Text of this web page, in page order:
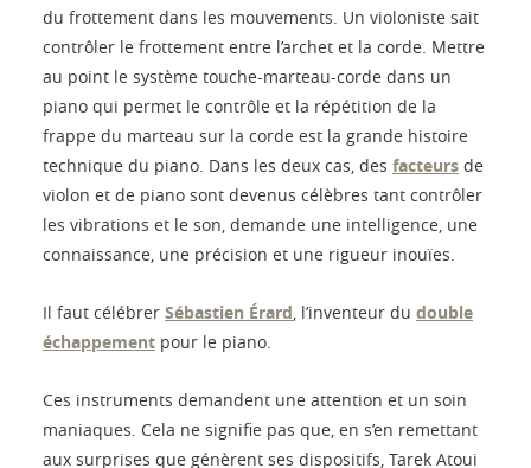
du frottement dans les mouvements. Un violoniste sait
contrôler le frottement entre l’archet et la corde. Mettre
au point le système touche-marteau-corde dans un
piano qui permet le contrôle et la répétition de la
frappe du marteau sur la corde est la grande histoire
technique du piano. Dans les deux cas, des facteurs de
violon et de piano sont devenus célèbres tant contrôler
les vibrations et le son, demande une intelligence, une
connaissance, une précision et une rigueur inouïes.
Il faut célébrer Sébastien Érard, l’inventeur du double
échappement pour le piano.
Ces instruments demandent une attention et un soin
maniaques. Cela ne signifie pas que, en s’en remettant
aux surprises que génèrent ses dispositifs, Tarek Atoui